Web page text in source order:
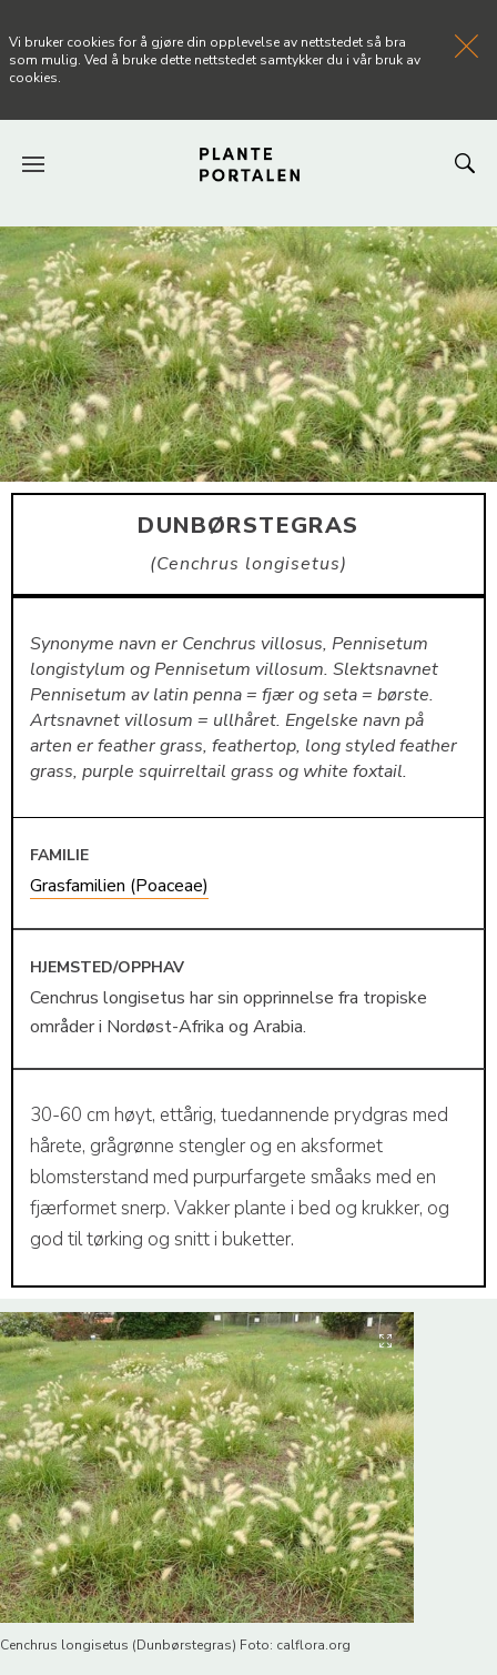
FORSIDEN
NYHETER
ARTIKLER
OM PLANTEPORTALEN
KONTAKT
Vi bruker cookies for å gjøre din opplevelse av nettstedet så bra
som mulig. Ved å bruke dette nettstedet samtykker du i vår bruk av
cookies.
DUNBØRSTEGRAS
Cenchrus longisetus
Synonyme navn er Cenchrus villosus, Pennisetum
longistylum og Pennisetum villosum. Slektsnavnet
Pennisetum av latin penna = fjær og seta = børste.
Artsnavnet villosum = ullhåret. Engelske navn på
arten er feather grass, feathertop, long styled feather
grass, purple squirreltail grass og white foxtail.
FAMILIE
Grasfamilien (Poaceae)
HJEMSTED/OPPHAV
Cenchrus longisetus har sin opprinnelse fra tropiske
områder i Nordøst-Afrika og Arabia.
30-60 cm høyt, ettårig, tuedannende prydgras med
hårete, grågrønne stengler og en aksformet
blomsterstand med purpurfargete småaks med en
fjærformet snerp. Vakker plante i bed og krukker, og
god til tørking og snitt i buketter.
Cenchrus longisetus (Dunbørstegras) Foto: calflora.org